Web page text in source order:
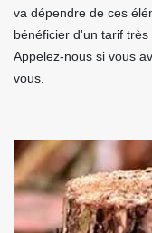
va dépendre de ces
bénéficier d'un tarif
Appelez-nous si vous
vous.